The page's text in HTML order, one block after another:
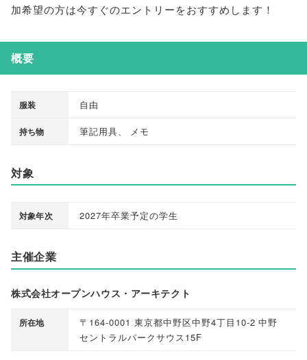
加希望の方は今すぐのエントリーをおすすめします！
概要
服装 自由
持ち物 筆記用具、 メモ
対象
対象年次 2027年卒業予定の学生
主催企業
株式会社オープンハウス・アーキテクト
所在地
〒164-0001 東京都中野区中野4丁目10-2 中野
セントラルパークサウス15F